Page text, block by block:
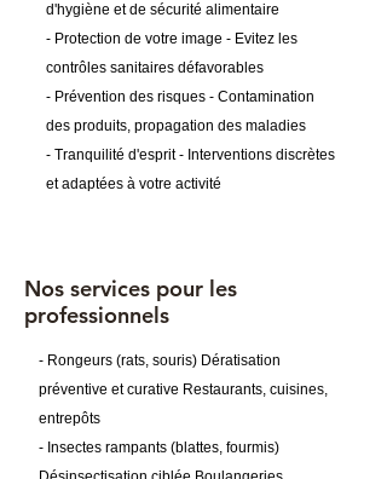
d'hygiène et de sécurité alimentaire
- Protection de votre image - Evitez les
contrôles sanitaires défavorables
- Prévention des risques - Contamination
des produits, propagation des maladies
- Tranquilité d'esprit - Interventions discrètes
et adaptées à votre activité
Nos services pour les
professionnels
- Rongeurs (rats, souris) Dératisation
préventive et curative Restaurants, cuisines,
entrepôts
- Insectes rampants (blattes, fourmis)